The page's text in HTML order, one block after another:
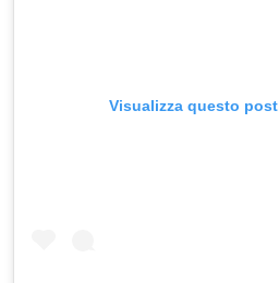
Visualizza questo